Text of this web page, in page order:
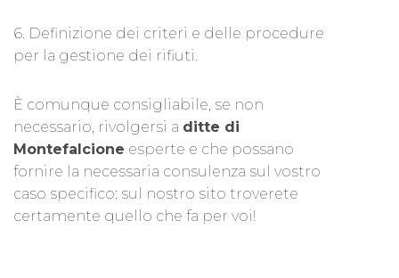
6. Definizione dei criteri e delle procedure
per la gestione dei rifiuti.
È comunque consigliabile, se non
necessario, rivolgersi a ditte di
Montefalcione esperte e che possano
fornire la necessaria consulenza sul vostro
caso specifico: sul nostro sito troverete
certamente quello che fa per voi!